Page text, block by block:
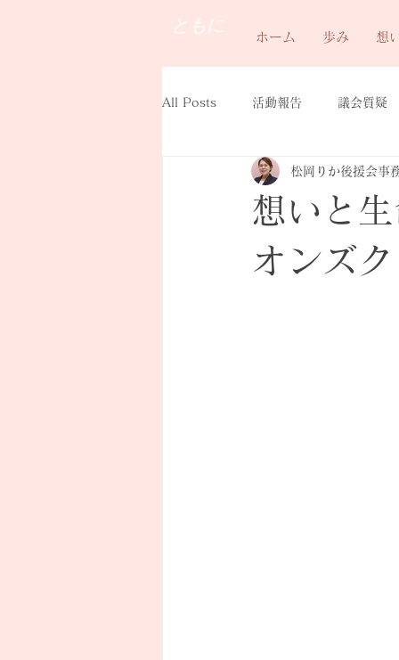
ともに
ホーム 歩み 想
All Posts 活動報告 議会質疑
想いと
オンズ
松岡りか後援会事